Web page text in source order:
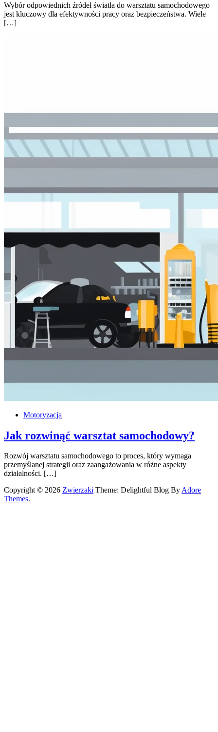
Wybór odpowiednich źródeł światła do warsztatu samochodowego
jest kluczowy dla efektywności pracy oraz bezpieczeństwa. Wiele
[…]
Motoryzacja
Jak rozwinąć warsztat samochodowy?
Rozwój warsztatu samochodowego to proces, który wymaga
przemyślanej strategii oraz zaangażowania w różne aspekty
działalności. […]
Copyright © 2026 Zwierzaki Theme: Delightful Blog ByAdore
Themes.